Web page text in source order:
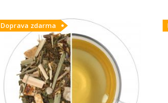
Doprava zdarma